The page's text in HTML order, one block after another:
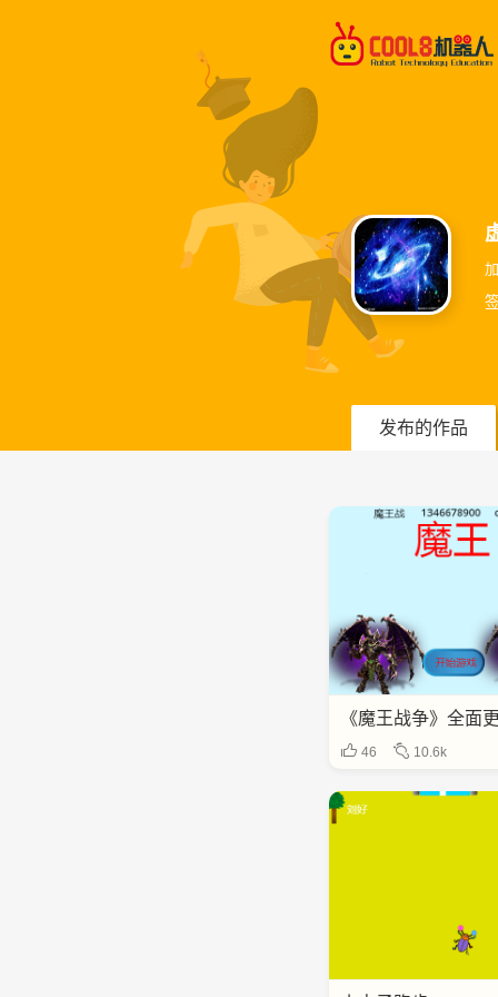
发布的作品
《魔王战争》全面
46 10.6k